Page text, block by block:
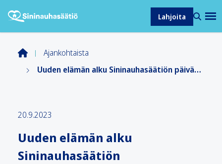
Lahjoita
Ajankohtaista
Uuden elämän alku Sininauhasäätiön päiväkeskuksesta
20.9.2023
Uuden elämän alku
Sininauhasäätiön